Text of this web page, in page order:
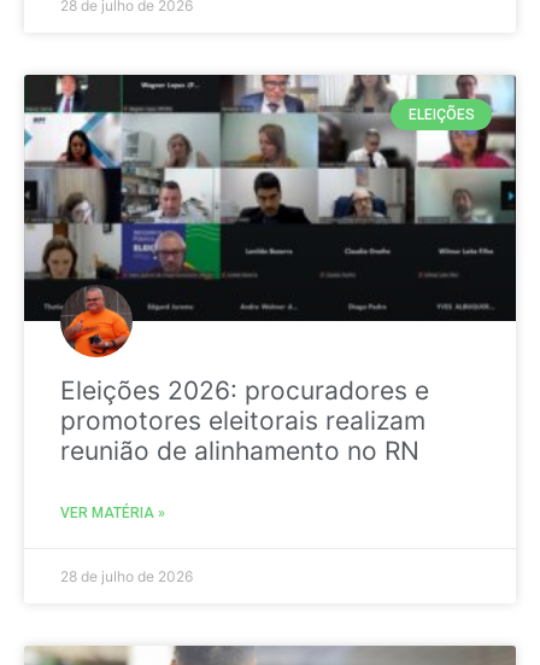
28 de julho de 2026
ELEIÇÕES
Eleições 2026: procuradores e
promotores eleitorais realizam
reunião de alinhamento no RN
VER MATÉRIA »
28 de julho de 2026